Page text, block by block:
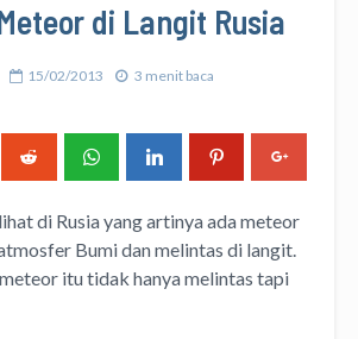
di Langit Rusia
15/02/2013 3 menit baca
di Rusia yang artinya ada meteor
Bumi dan melintas di langit.
itu tidak hanya melintas tapi